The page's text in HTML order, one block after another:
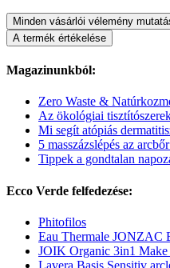
Minden vásárlói vélemény
A termék értékelése
Magazinunkból:
Zero Waste &
Az ökológiai
Mi segít atópiás
5 masszázslépés az
Tippek a gondtalan
Ecco Verde felfedezése:
Phitofilos
Eau Thermale JONZAC
JOIK Organic 3in1
Lavera Basis Sensitiv